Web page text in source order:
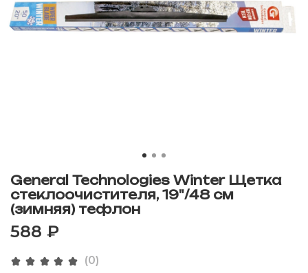
(0)
General Technologies Winter Щетка
стеклоочистителя, 19"/48 см
(зимняя) тефлон
588 ₽